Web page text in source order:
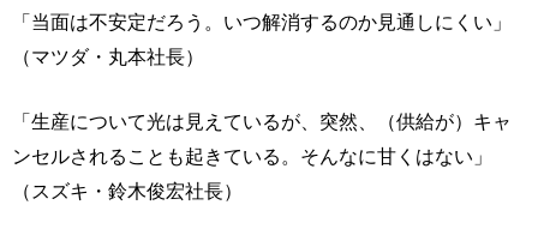
「当面は不安定だろう。いつ解消するのか見通しにくい」
（マツダ・丸本社長）
「生産について光は見えているが、突然、（供給が）キャ
ンセルされることも起きている。そんなに甘くはない」
（スズキ・鈴木俊宏社長）